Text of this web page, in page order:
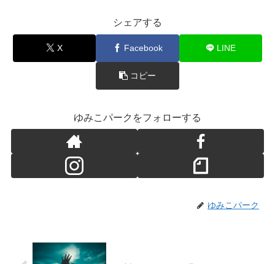
シェアする
X Facebook LINE
コピー
ゆみこパークをフォローする
ゆみこパーク